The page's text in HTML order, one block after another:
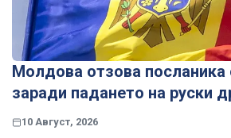
Молдова отзова посланика
заради падането на руски
10 Август, 2026